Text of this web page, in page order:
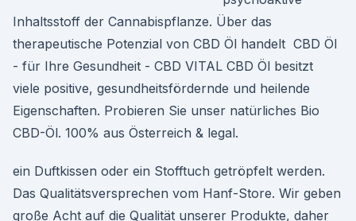
Inhaltsstoff der Cannabispflanze. Über das
therapeutische Potenzial von CBD Öl handelt CBD Öl
- für Ihre Gesundheit - CBD VITAL CBD Öl besitzt
viele positive, gesundheitsfördernde und heilende
Eigenschaften. Probieren Sie unser natürliches Bio
CBD-Öl. 100% aus Österreich & legal.
ein Duftkissen oder ein Stofftuch getröpfelt werden.
Das Qualitätsversprechen vom Hanf-Store. Wir geben
große Acht auf die Qualität unserer Produkte, daher